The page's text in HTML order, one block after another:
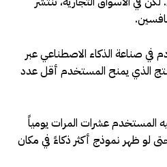
.
في صناعة الذكاء الاصطناعي عبر
الذي يمنح المستخدم أقل عدد
المستخدم عشرات المرات يومياً
ظهر نموذج أكثر ذكاءً في مكان